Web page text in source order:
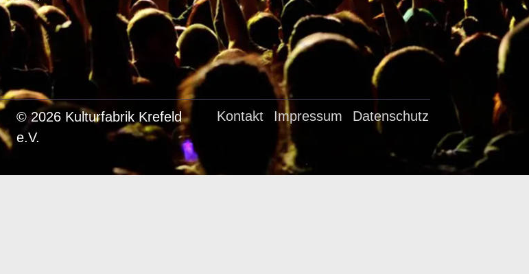
© 2026 Kulturfabrik Krefeld
e.V.
Kontakt Impressum Datenschutz